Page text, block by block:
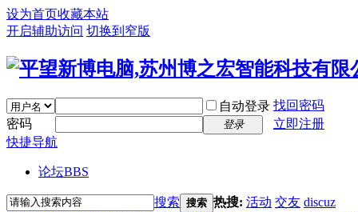
设为首页收藏本站
开启辅助访问 切换到窄版
自动登录 找回密码
密码
登录
立即注册
快捷导航
论坛BBS
搜索 搜索 热搜: 活动 交友 discuz